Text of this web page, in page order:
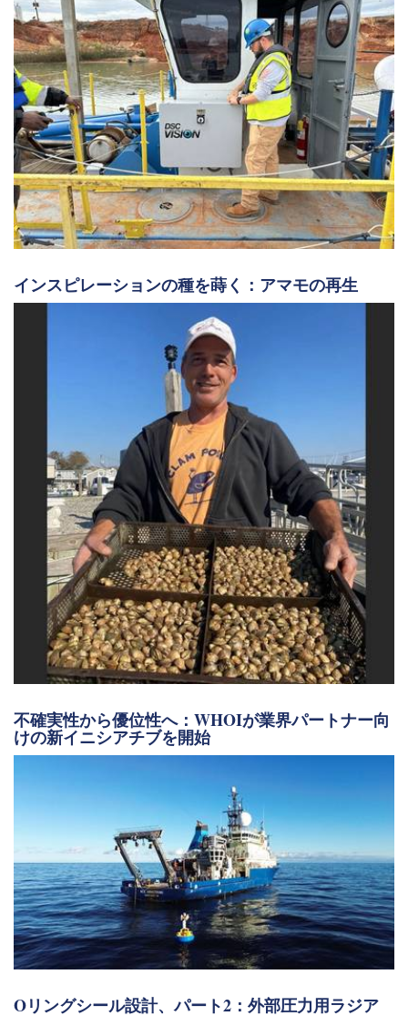
インスピレーションの種を蒔く：アマモの再生
不確実性から優位性へ：WHOIが業界パートナー向
けの新イニシアチブを開始
Oリングシール設計、パート2：外部圧力用ラジア